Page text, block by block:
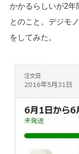
かかるらしいが2年
とのこと。デジモ
をしてみた。